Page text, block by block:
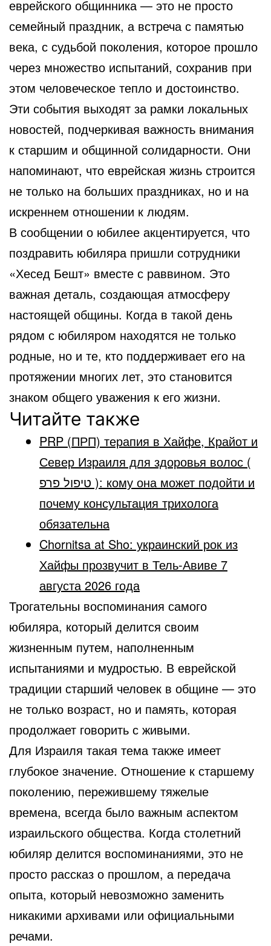
еврейского общинника — это не просто
семейный праздник, а встреча с памятью
века, с судьбой поколения, которое прошло
через множество испытаний, сохранив при
этом человеческое тепло и достоинство.
Эти события выходят за рамки локальных
новостей, подчеркивая важность внимания
к старшим и общинной солидарности. Они
напоминают, что еврейская жизнь строится
не только на больших праздниках, но и на
искреннем отношении к людям.
В сообщении о юбилее акцентируется, что
поздравить юбиляра пришли сотрудники
«Хесед Бешт» вместе с раввином. Это
важная деталь, создающая атмосферу
настоящей общины. Когда в такой день
рядом с юбиляром находятся не только
родные, но и те, кто поддерживает его на
протяжении многих лет, это становится
знаком общего уважения к его жизни.
Читайте также
PRP (ПРП) терапия в Хайфе, Крайот и
Север Израиля для здоровья волос (
טיפול פרפ ): кому она может подойти и
почему консультация трихолога
обязательна
Chornitsa at Sho: украинский рок из
Хайфы прозвучит в Тель-Авиве 7
августа 2026 года
Трогательны воспоминания самого
юбиляра, который делится своим
жизненным путем, наполненным
испытаниями и мудростью. В еврейской
традиции старший человек в общине — это
не только возраст, но и память, которая
продолжает говорить с живыми.
Для Израиля такая тема также имеет
глубокое значение. Отношение к старшему
поколению, пережившему тяжелые
времена, всегда было важным аспектом
израильского общества. Когда столетний
юбиляр делится воспоминаниями, это не
просто рассказ о прошлом, а передача
опыта, который невозможно заменить
никакими архивами или официальными
речами.